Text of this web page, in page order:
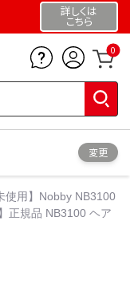
詳しくは
こちら
0
変更
使用】Nobby NB3100
正規品 NB3100 ヘア